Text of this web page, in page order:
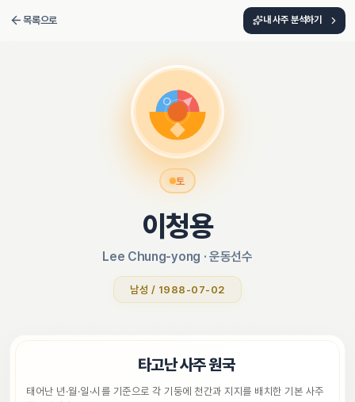
목록으로 내 사주 분석하기
토
이청용
Lee Chung-yong · 운동선수
남성 / 1988-07-02
타고난 사주 원국
태어난 년·월·일·시를 기준으로 각 기둥에 천간과 지지를 배치한 기본 사주